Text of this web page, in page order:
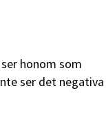
honom som
ser det negativa